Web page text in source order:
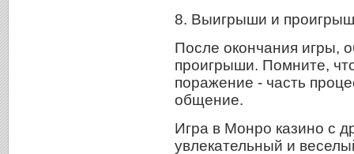
8. Выигрыши и
После окончания игры,
проигрыши. Помните,
поражение - часть
общение.
Игра в Монро казино с
увлекательный и